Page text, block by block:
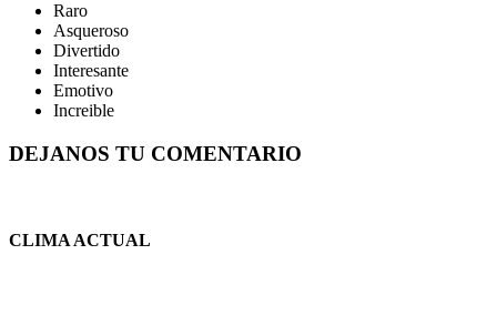
Raro
Asqueroso
Divertido
Interesante
Emotivo
Increible
DEJANOS TU COMENTARIO
CLIMA ACTUAL